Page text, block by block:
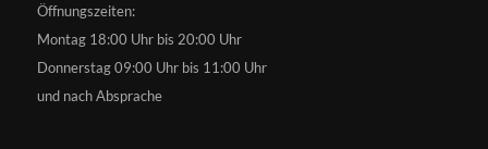
Öffnungszeiten:
Montag 18:00 Uhr bis 20:00 Uhr
Donnerstag 09:00 Uhr bis 11:00 Uhr
und nach Absprache